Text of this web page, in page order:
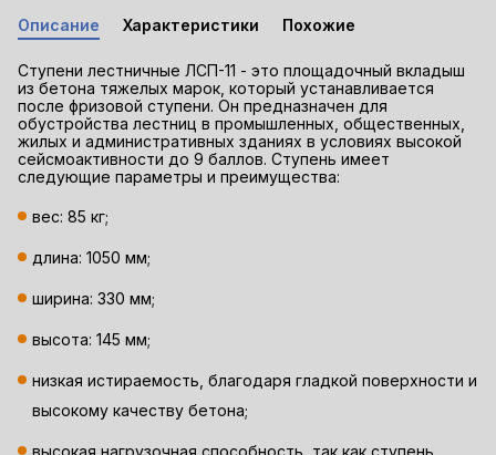
Описание Характеристики Похожие
Ступени лестничные ЛСП-11 - это площадочный вкладыш
из бетона тяжелых марок, который устанавливается
после фризовой ступени. Он предназначен для
обустройства лестниц в промышленных, общественных,
жилых и административных зданиях в условиях высокой
сейсмоактивности до 9 баллов. Ступень имеет
следующие параметры и преимущества:
вес: 85 кг;
длина: 1050 мм;
ширина: 330 мм;
высота: 145 мм;
низкая истираемость, благодаря гладкой поверхности и
высокому качеству бетона;
высокая нагрузочная способность, так как ступень